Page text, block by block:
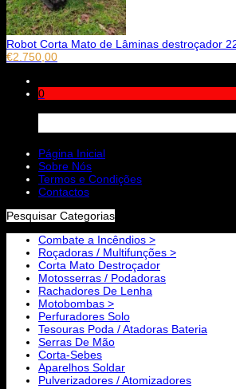
Robot Corta Mato de Lâminas destroçador
€2.750,00
0
Página Inicial
Sobre Nós
Termos e Condições
Contactos
Pesquisar Categorias
Combate a Incêndios >
Roçadoras / Multifunções >
Corta Mato Destroçador
Motosserras / Podadoras
Rachadores De Lenha
Motobombas >
Perfuradores Solo
Tesouras Poda / Atadoras Bateria
Serras De Mão
Corta-Sebes
Aparelhos Soldar
Pulverizadores / Atomizadores